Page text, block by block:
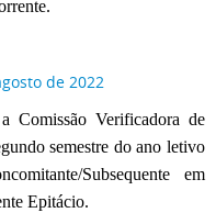
de 2022
Comissão Verificadora de
semestre do ano letivo
Subsequente em
Epitácio.